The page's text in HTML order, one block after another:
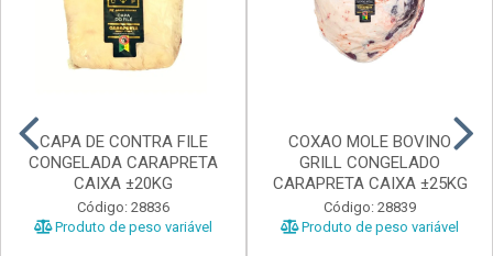
CAPA DE CONTRA FILE
CONGELADA CARAPRETA
CAIXA ±20KG
Código: 28836
Produto de peso variável
COXAO MOLE BOVINO
GRILL CONGELADO
CARAPRETA CAIXA ±25KG
Código: 28839
Produto de peso variável